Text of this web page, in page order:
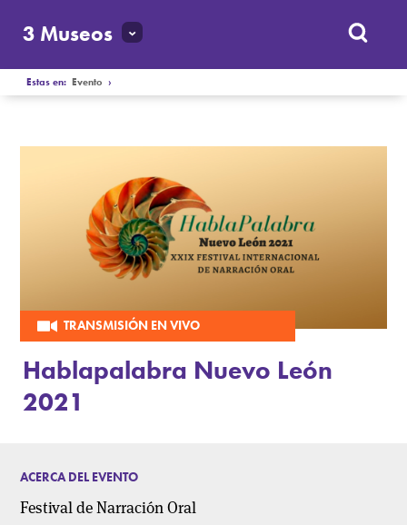
3 Museos
Estas en:Evento ›
TRANSMISIÓN EN VIVO
Hablapalabra Nuevo León
2021
ACERCA DEL EVENTO
Festival de Narración Oral